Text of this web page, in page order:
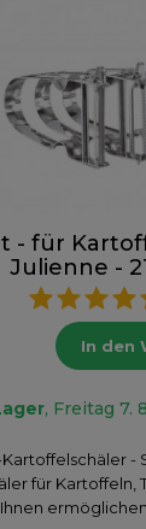
- für
Julienne -
In den
, Freitag 7.
-
für Kartoffeln,